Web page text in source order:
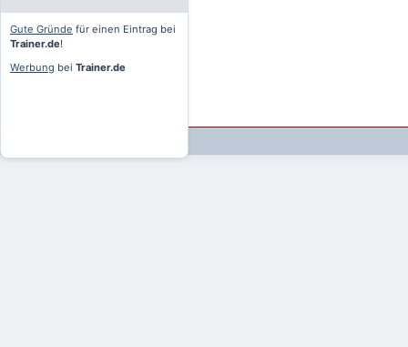
Gute Gründe für einen Eintrag bei
Trainer.de!
Werbung bei Trainer.de